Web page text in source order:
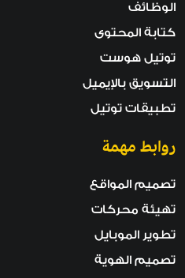
الوظائف
كتابة المحتوى
توتيل هوست
التسويق بالإيميل
تطبيقات توتيل
روابط مهمة
تصميم المواقع
تهيئة محركات
تطوير الموبايل
تصميم الهوية